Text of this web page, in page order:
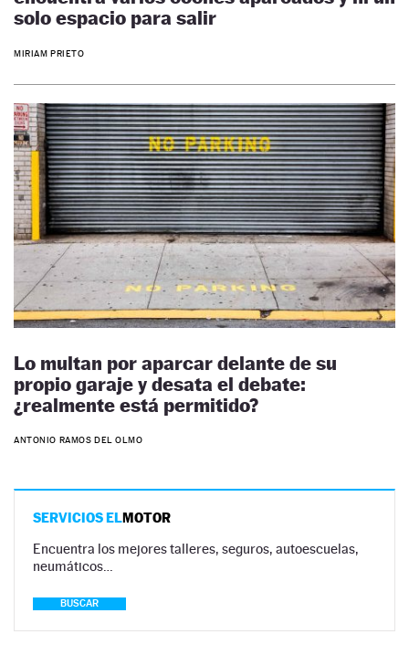
solo espacio para salir
MIRIAM PRIETO
Lo multan por aparcar delante de su
propio garaje y desata el debate:
¿realmente está permitido?
ANTONIO RAMOS DEL OLMO
SERVICIOS ELMOTOR
Encuentra los mejores talleres, seguros, autoescuelas,
neumáticos…
BUSCAR